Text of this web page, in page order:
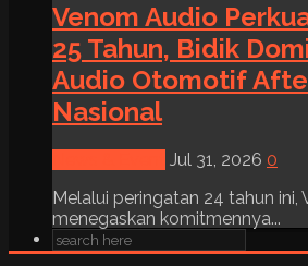
Venom Audio
25 Tahun, Bidik
Audio Otomotif
Nasional
Jul 31, 2026 0
Melalui peringatan 24 tahun ini,
menegaskan komitmennya...